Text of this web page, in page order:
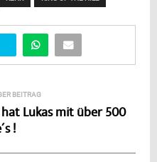
BEITRAG
Lukas mit über 500
!